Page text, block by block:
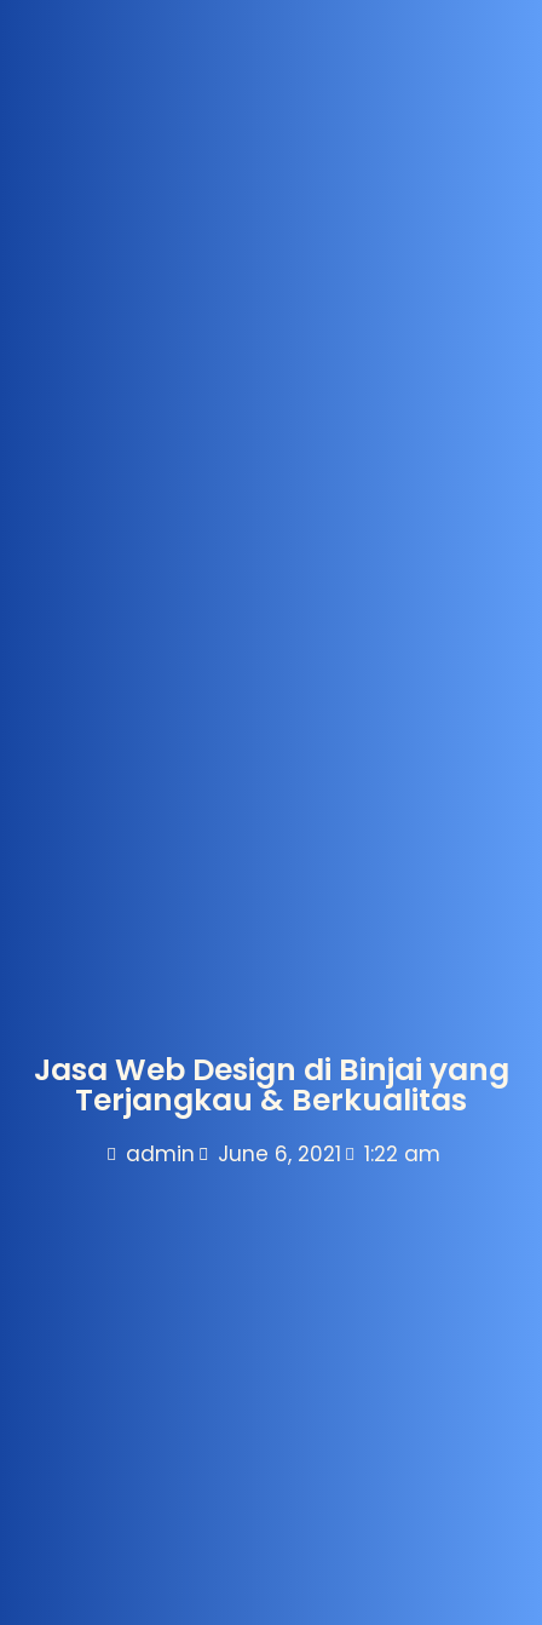
Jasa Web Design di Binjai yang
Terjangkau & Berkualitas
admin June 6, 2021 1:22 am